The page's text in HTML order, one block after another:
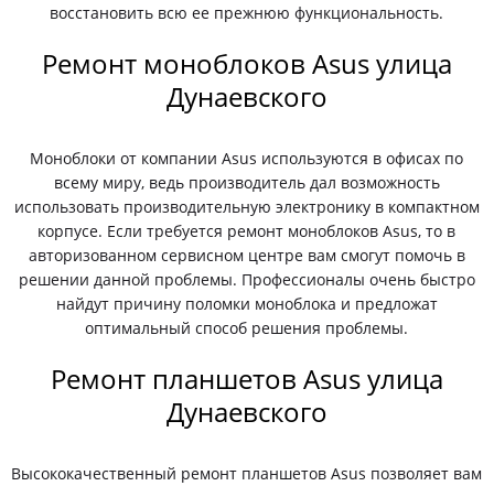
восстановить всю ее прежнюю функциональность.
Ремонт моноблоков Asus улица
Дунаевского
Моноблоки от компании Asus используются в офисах по
всему миру, ведь производитель дал возможность
использовать производительную электронику в компактном
корпусе. Если требуется ремонт моноблоков Asus, то в
авторизованном сервисном центре вам смогут помочь в
решении данной проблемы. Профессионалы очень быстро
найдут причину поломки моноблока и предложат
оптимальный способ решения проблемы.
Ремонт планшетов Asus улица
Дунаевского
Высококачественный ремонт планшетов Asus позволяет вам